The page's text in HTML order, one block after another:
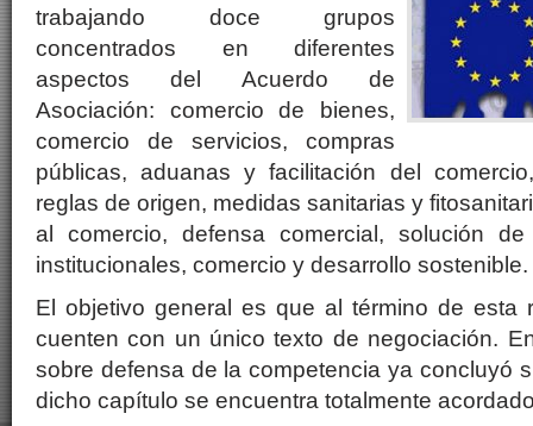
trabajando doce grupos
concentrados en diferentes
aspectos del Acuerdo de
Asociación: comercio de bienes,
comercio de servicios, compras
públicas, aduanas y facilitación del
reglas de origen, medidas sanitarias y
al comercio, defensa comercial, solución
institucionales, comercio y desarrollo sostenible.
El objetivo general es que al término de esta
cuenten con un único texto de negociación.
sobre defensa de la competencia ya concluyó
dicho capítulo se encuentra totalmente